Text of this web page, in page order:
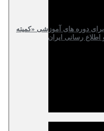
دوره های آموزشی «کمیته
رسانی ایران